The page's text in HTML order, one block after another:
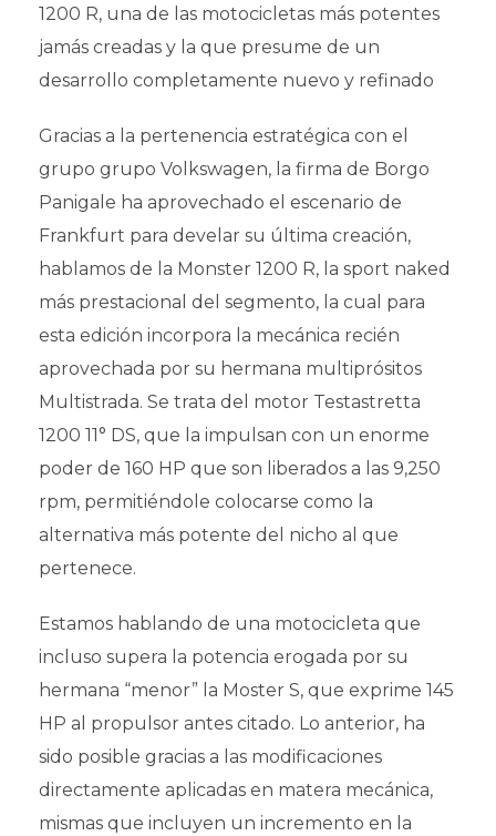
1200 R, una de las motocicletas más potentes
jamás creadas y la que presume de un
desarrollo completamente nuevo y refinado
Gracias a la pertenencia estratégica con el
grupo grupo Volkswagen, la firma de Borgo
Panigale ha aprovechado el escenario de
Frankfurt para develar su última creación,
hablamos de la Monster 1200 R, la sport naked
más prestacional del segmento, la cual para
esta edición incorpora la mecánica recién
aprovechada por su hermana multiprósitos
Multistrada. Se trata del motor Testastretta
1200 11° DS, que la impulsan con un enorme
poder de 160 HP que son liberados a las 9,250
rpm, permitiéndole colocarse como la
alternativa más potente del nicho al que
pertenece.
Estamos hablando de una motocicleta que
incluso supera la potencia erogada por su
hermana “menor” la Moster S, que exprime 145
HP al propulsor antes citado. Lo anterior, ha
sido posible gracias a las modificaciones
directamente aplicadas en matera mecánica,
mismas que incluyen un incremento en la